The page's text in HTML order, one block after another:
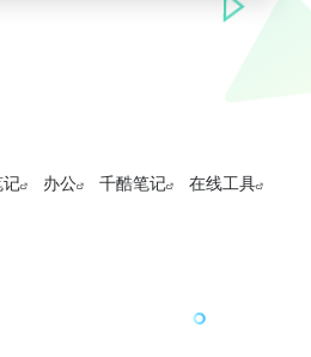
记 办公 千酷笔记
在线工具